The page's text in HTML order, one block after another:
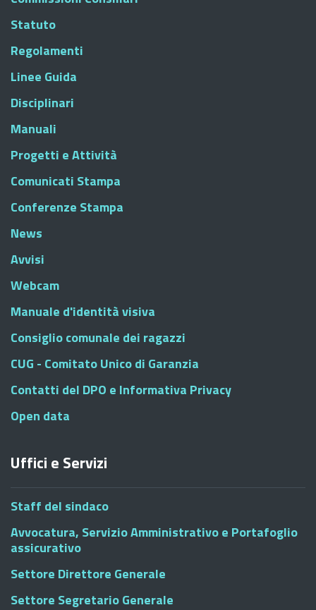
Statuto
Regolamenti
Linee Guida
Disciplinari
Manuali
Progetti e Attività
Comunicati Stampa
Conferenze Stampa
News
Avvisi
Webcam
Manuale d'identità visiva
Consiglio comunale dei ragazzi
CUG - Comitato Unico di Garanzia
Contatti del DPO e Informativa Privacy
Open data
Uffici e Servizi
Staff del sindaco
Avvocatura, Servizio Amministrativo e Portafoglio
assicurativo
Settore Direttore Generale
Settore Segretario Generale